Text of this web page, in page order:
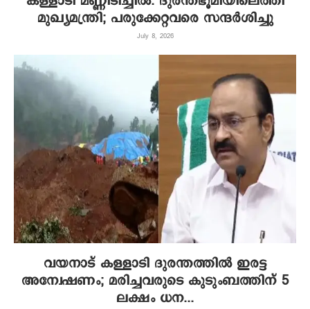
മുഖ്യമന്ത്രി; പരുക്കേറ്റവരെ സന്ദർശിച്ചു
July 8, 2026
വയനാട് കള്ളാടി ദുരന്തത്തിൽ ഇരട്ട
അന്വേഷണം; മരിച്ചവരുടെ കുടുംബത്തിന് 5
ലക്ഷം ധന...